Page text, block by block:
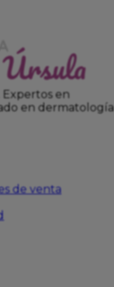
Expertos en
en dermatología
de venta